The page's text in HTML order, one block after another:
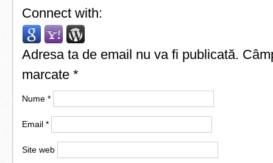
Connect with:
Adresa ta de email nu va fi publicată.
marcate *
Nume *
Email *
Site web